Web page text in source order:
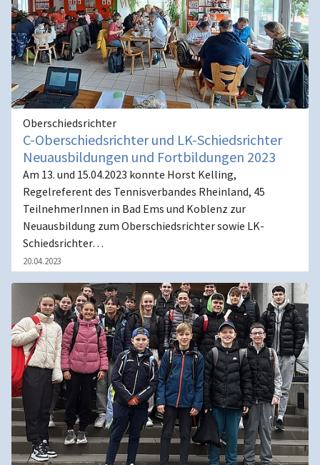
Oberschiedsrichter
C-Oberschiedsrichter und LK-Schiedsrichter
Neuausbildungen und Fortbildungen 2023
Am 13. und 15.04.2023 konnte Horst Kelling,
Regelreferent des Tennisverbandes Rheinland, 45
TeilnehmerInnen in Bad Ems und Koblenz zur
Neuausbildung zum Oberschiedsrichter sowie LK-
Schiedsrichter…
20.04.2023